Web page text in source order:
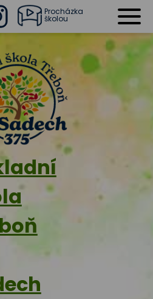
Procházka
školou